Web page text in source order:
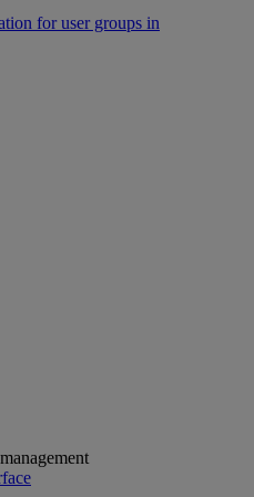
for user groups in